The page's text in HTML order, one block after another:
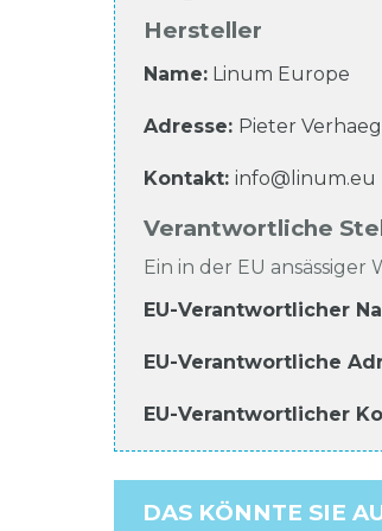
Hersteller
Name: Linum Europe
Adresse: Pieter
Kontakt: info@linum.eu
Verantwortliche
Ein in der EU
EU-Verantwortlicher
EU-Verantwortliche
EU-Verantwortlicher
DAS KÖNNTE SIE